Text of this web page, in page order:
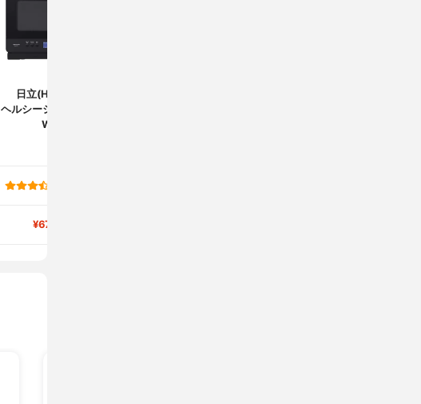
日立(HITACHI)
ヘルシーシェフ MRO-
W1X
¥67,980